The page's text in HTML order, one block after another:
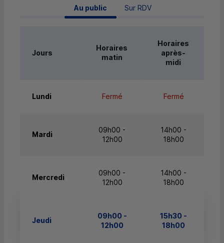
Au public Sur RDV
Jours
Horaires
matin
Horaires
après-
midi
Lundi Fermé Fermé
Mardi
09h00 -
12h00
14h00 -
18h00
Mercredi
09h00 -
12h00
14h00 -
18h00
Jeudi
09h00 -
12h00
15h30 -
18h00